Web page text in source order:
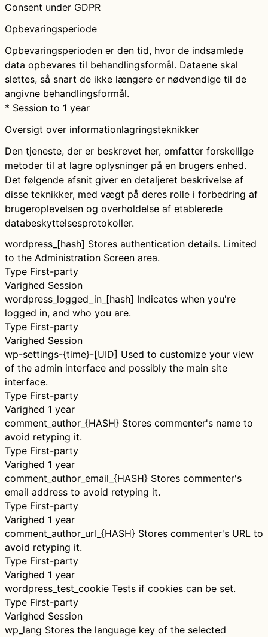
Consent under GDPR
Opbevaringsperiode
Opbevaringsperioden er den tid, hvor de indsamlede
data opbevares til behandlingsformål. Dataene skal
slettes, så snart de ikke længere er nødvendige til de
angivne behandlingsformål.
* Session to 1 year
Oversigt over informationlagringsteknikker
Den tjeneste, der er beskrevet her, omfatter forskellige
metoder til at lagre oplysninger på en brugers enhed.
Det følgende afsnit giver en detaljeret beskrivelse af
disse teknikker, med vægt på deres rolle i forbedring af
brugeroplevelsen og overholdelse af etablerede
databeskyttelsesprotokoller.
wordpress_[hash] Stores authentication details. Limited
to the Administration Screen area.
Type First-party
Varighed Session
wordpress_logged_in_[hash] Indicates when you're
logged in, and who you are.
Type First-party
Varighed Session
wp-settings-{time}-[UID] Used to customize your view
of the admin interface and possibly the main site
interface.
Type First-party
Varighed 1 year
comment_author_{HASH} Stores commenter's name to
avoid retyping it.
Type First-party
Varighed 1 year
comment_author_email_{HASH} Stores commenter's
email address to avoid retyping it.
Type First-party
Varighed 1 year
comment_author_url_{HASH} Stores commenter's URL to
avoid retyping it.
Type First-party
Varighed 1 year
wordpress_test_cookie Tests if cookies can be set.
Type First-party
Varighed Session
wp_lang Stores the language key of the selected